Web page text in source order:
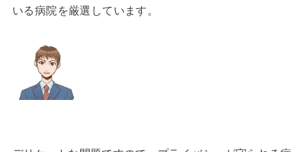
いる病院を厳選しています。